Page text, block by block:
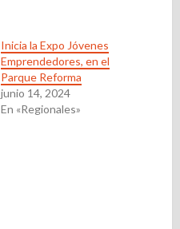
Inicia la Expo Jóvenes
Emprendedores, en el
Parque Reforma
junio 14, 2024
En «Regionales»